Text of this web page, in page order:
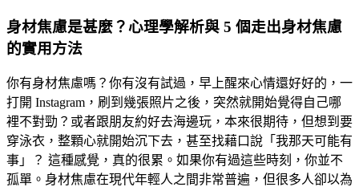
身材焦慮是甚麼？心理學解析與 5 個走出身材焦慮
的實用方法
你有身材焦慮嗎？你有沒有試過，早上醒來心情還好好的，一
打開 Instagram，刷到幾張照片之後，突然就開始覺得自己哪
裡不對勁？或者跟朋友約好去海邊玩，本來很期待，但想到要
穿泳衣，整顆心就開始沉下去，甚至找藉口說「我那天可能有
事」？ 這種感覺，真的很累。如果你有過這些時刻，你並不
孤單。身材焦慮在現代年輕人之間非常普遍，但很多人卻以為